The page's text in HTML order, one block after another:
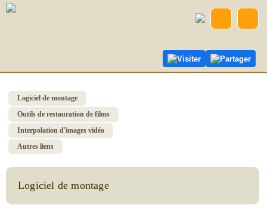
Visiter Partager
Logiciel de montage
Outils de restauration de films
Interpolation d'images vidéo
Autres liens
Logiciel de montage